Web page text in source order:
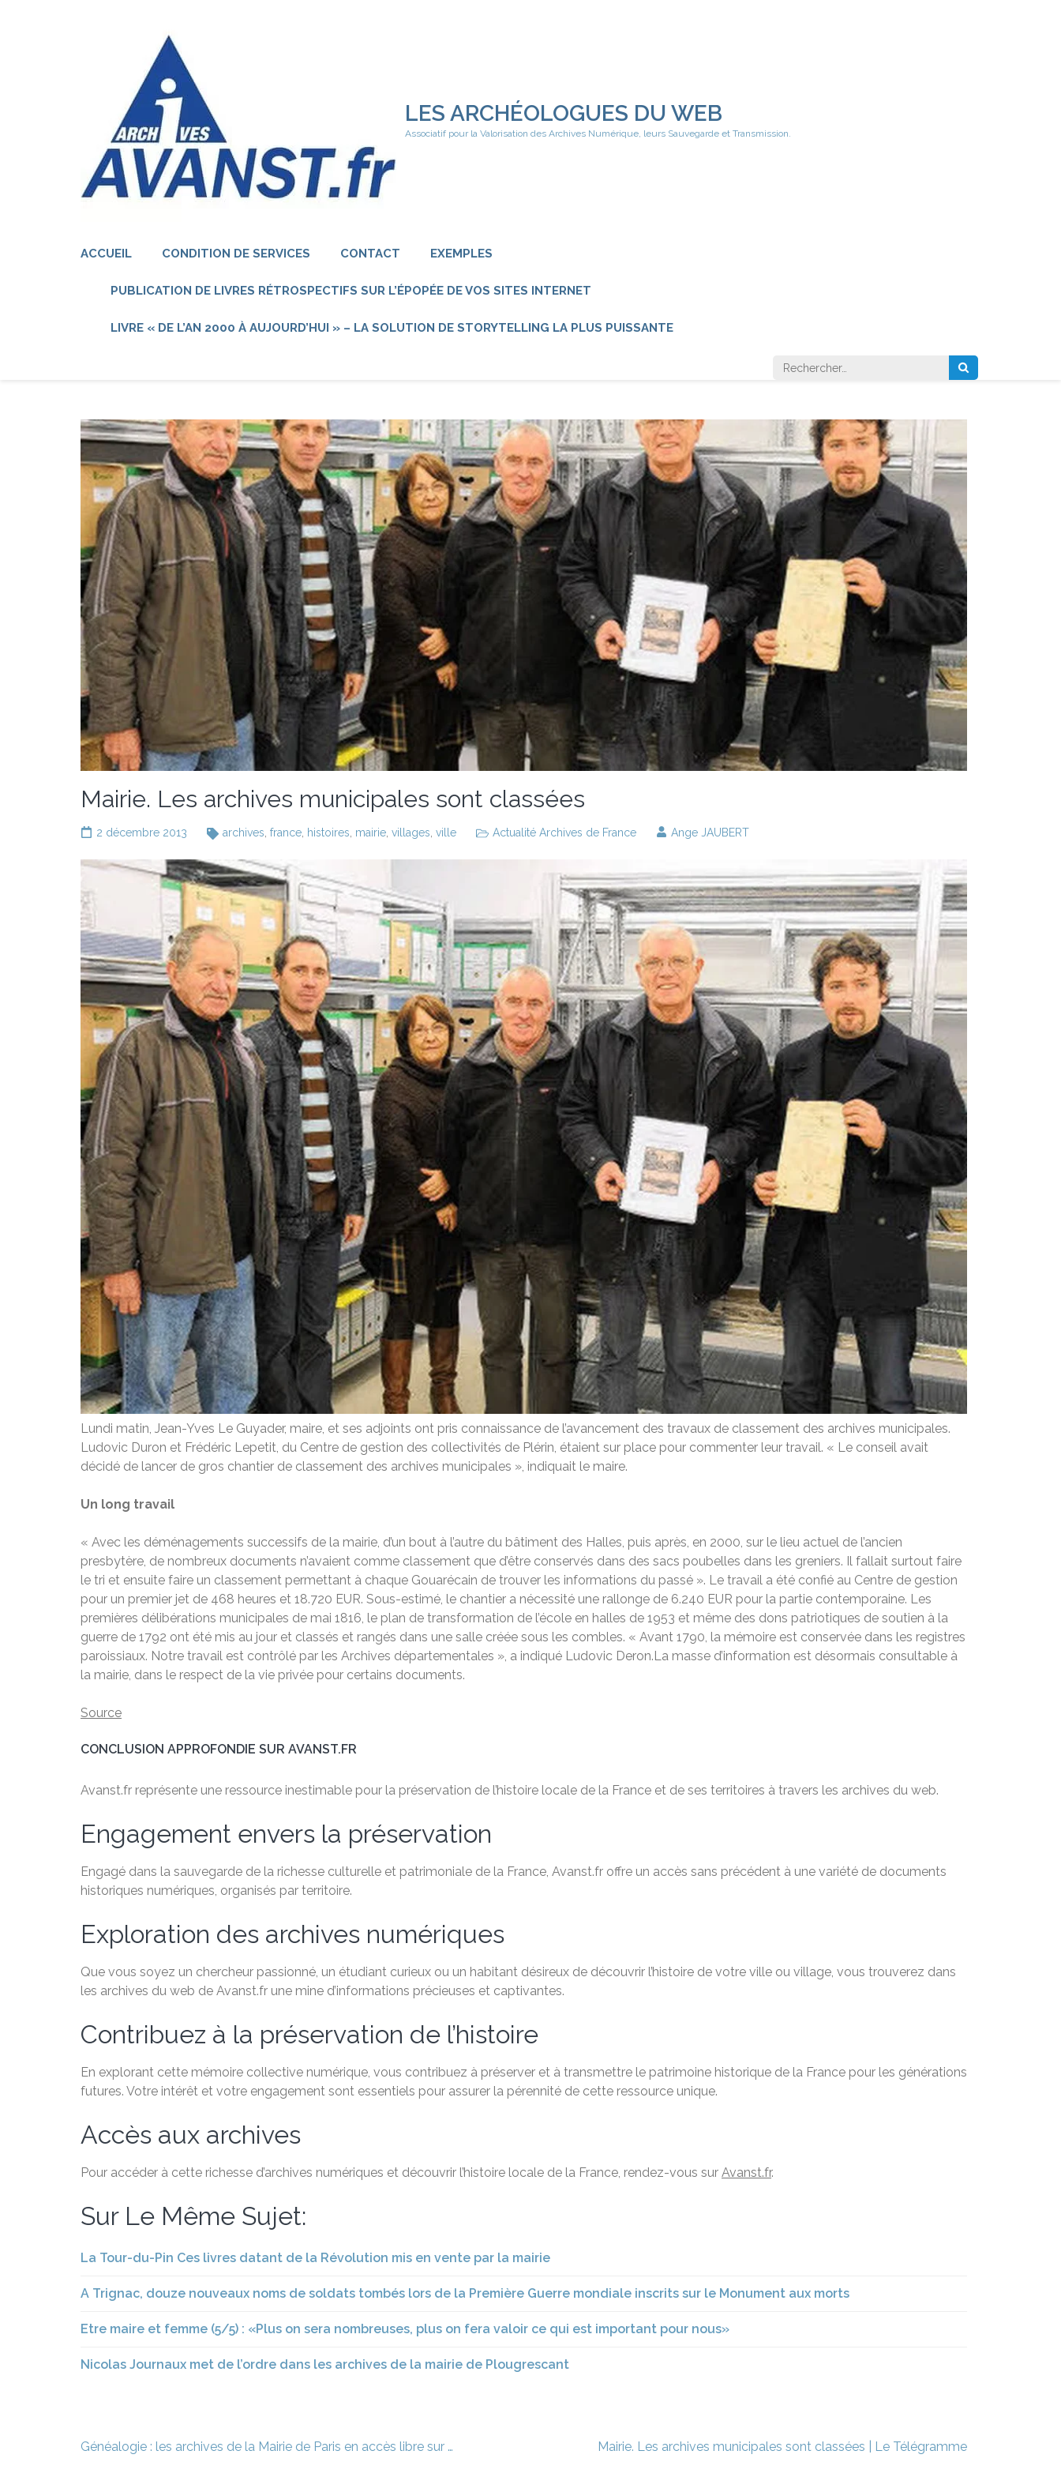
LES ARCHÉOLOGUES DU WEB
Associatif pour la Valorisation des Archives Numérique, leurs Sauvegarde et Transmission.
ACCUEIL CONDITION DE SERVICES CONTACT EXEMPLES
PUBLICATION DE LIVRES RÉTROSPECTIFS SUR L’ÉPOPÉE DE VOS SITES INTERNET
LIVRE « DE L’AN 2000 À AUJOURD’HUI » – LA SOLUTION DE STORYTELLING LA PLUS PUISSANTE
Rechercher :
Mairie. Les archives municipales sont classées
2 décembre 2013 archives, france, histoires, mairie, villages, ville Actualité Archives de France Ange JAUBERT
Lundi matin, Jean-Yves Le Guyader, maire, et ses adjoints ont pris connaissance de l’avancement des travaux de classement des archives municipales.
Ludovic Duron et Frédéric Lepetit, du Centre de gestion des collectivités de Plérin, étaient sur place pour commenter leur travail. « Le conseil avait
décidé de lancer de gros chantier de classement des archives municipales », indiquait le maire.
Un long travail
« Avec les déménagements successifs de la mairie, d’un bout à l’autre du bâtiment des Halles, puis après, en 2000, sur le lieu actuel de l’ancien
presbytère, de nombreux documents n’avaient comme classement que d’être conservés dans des sacs poubelles dans les greniers. Il fallait surtout faire
le tri et ensuite faire un classement permettant à chaque Gouarécain de trouver les informations du passé ». Le travail a été confié au Centre de gestion
pour un premier jet de 468 heures et 18.720 EUR. Sous-estimé, le chantier a nécessité une rallonge de 6.240 EUR pour la partie contemporaine. Les
premières délibérations municipales de mai 1816, le plan de transformation de l’école en halles de 1953 et même des dons patriotiques de soutien à la
guerre de 1792 ont été mis au jour et classés et rangés dans une salle créée sous les combles. « Avant 1790, la mémoire est conservée dans les registres
paroissiaux. Notre travail est contrôlé par les Archives départementales », a indiqué Ludovic Deron.La masse d’information est désormais consultable à
la mairie, dans le respect de la vie privée pour certains documents.
Source
CONCLUSION APPROFONDIE SUR AVANST.FR
Avanst.fr représente une ressource inestimable pour la préservation de l’histoire locale de la France et de ses territoires à travers les archives du web.
Engagement envers la préservation
Engagé dans la sauvegarde de la richesse culturelle et patrimoniale de la France, Avanst.fr offre un accès sans précédent à une variété de documents
historiques numériques, organisés par territoire.
Exploration des archives numériques
Que vous soyez un chercheur passionné, un étudiant curieux ou un habitant désireux de découvrir l’histoire de votre ville ou village, vous trouverez dans
les archives du web de Avanst.fr une mine d’informations précieuses et captivantes.
Contribuez à la préservation de l’histoire
En explorant cette mémoire collective numérique, vous contribuez à préserver et à transmettre le patrimoine historique de la France pour les générations
futures. Votre intérêt et votre engagement sont essentiels pour assurer la pérennité de cette ressource unique.
Accès aux archives
Pour accéder à cette richesse d’archives numériques et découvrir l’histoire locale de la France, rendez-vous sur Avanst.fr.
Sur Le Même Sujet:
La Tour-du-Pin Ces livres datant de la Révolution mis en vente par la mairie
A Trignac, douze nouveaux noms de soldats tombés lors de la Première Guerre mondiale inscrits sur le Monument aux morts
Etre maire et femme (5/5) : «Plus on sera nombreuses, plus on fera valoir ce qui est important pour nous»
Nicolas Journaux met de l’ordre dans les archives de la mairie de Plougrescant
Navigation
Généalogie : les archives de la Mairie de Paris en accès libre sur … Mairie. Les archives municipales sont classées | Le Télégramme